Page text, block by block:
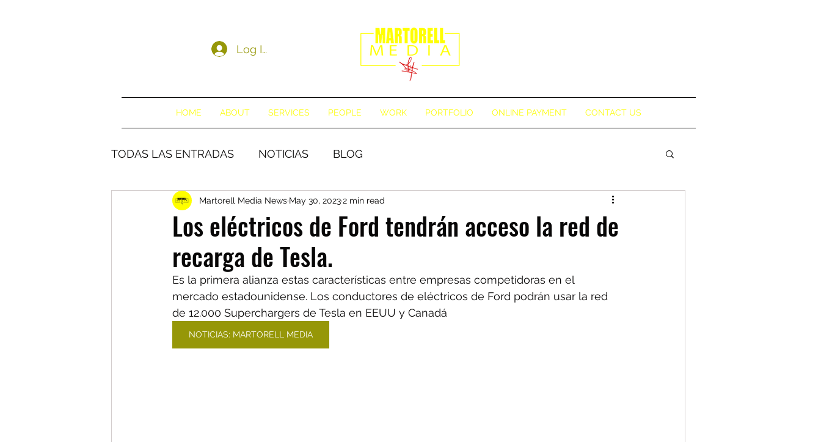
Log In
HOME ABOUT SERVICES PEOPLE WORK PORTFOLIO ONLINE PAYMENT CONTACT US
TODAS LAS ENTRADAS NOTICIAS BLOG
Los eléctricos de Ford tendrán acceso la red de
recarga de Tesla.
Martorell Media News May 30, 20232 min read
Es la primera alianza estas características entre empresas competidoras en el
mercado estadounidense. Los conductores de eléctricos de Ford podrán usar la red
de 12.000 Superchargers de Tesla en EEUU y Canadá
NOTICIAS: MARTORELL MEDIA